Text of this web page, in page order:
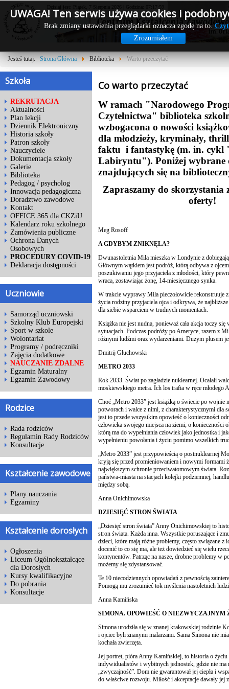
UWAGA! Ten serwis używa cookies i
Brak zmiany ustawienia przeglądarki oznacza zgodę na to.
Zrozumiałem
Dzisiaj jest: Piątek, 7 Sierpnia 2026 | Godzina: 07:18:00
Jesteś tutaj: Strona Główna Biblioteka Warto przeczytać
Szkoła
REKRUTACJA
Aktualności
Plan lekcji
Dziennik Elektroniczny
Historia szkoły
Patron szkoły
Nauczyciele
Dokumentacja szkoły
Galerie
Biblioteka
Pedagog / psycholog
Innowacja pedagogiczna
Doradztwo zawodowe
Kontakt
OFFICE 365 dla CKZiU
Kalendarz roku szkolnego
Zamówienia publiczne
Ochrona Danych
Osobowych
PROCEDURY COVID-19
Deklaracja dostępności
Uczniowie
Samorząd uczniowski
Szkolny Klub Europejski
Sport w szkole
Wolontariat
Programy / podręczniki
Zajęcia dodatkowe
NAUCZANIE ZDALNE
Egzamin Maturalny
Egzamin Zawodowy
Rodzice
Rada rodziców
Regulamin Rady Rodziców
Konsultacje
Kształcenie zawodowe
Plany nauczania
Egzaminy
Kształcenie dorosłych
Ogłoszenia
Liceum Ogólnokształcące
dla Dorosłych
Kursy kwalifikacyjne
Do pobrania
Konsultacje
Co warto przeczytać
W ramach "Narodowego
Czytelnictwa" biblioteka
wzbogacona o nowości
dla młodzieży, kryminały,
faktu i fantastykę (m. in. cykl
Labiryntu"). Poniżej wybrane
znajdujących się na
Zapraszamy do skorzystania
oferty!
Meg Rosoff
A GDYBYM ZNIKNĘŁA?
Dwunastoletnia Mila mieszka w Londynie z
Głównym wątkiem jest podróż, którą odbywa z
poszukiwaniu jego przyjaciela z młodości, który
wraca, zostawiając żonę, 14-miesięcznego synka.
W trakcie wyprawy Mila pieczołowicie rekonstruuje
życia rodziny przyjaciela ojca i odkrywa, że
dla siebie wsparciem w trudnych momentach.
Książka nie jest nudna, ponieważ cała akcja toczy się
sytuacjach. Podczas podróży po Ameryce, razem z
różnymi ludźmi oraz wydarzeniami. Dużym plusem
Dmitrij Głuchowski
METRO 2033
Rok 2033. Świat po zagładzie nuklearnej. Ocalali
moskiewskiego metra. Ich los trafia w ręce młodego
Choć „Metro 2033” jest książką o świecie po wojnie
potworach i walce z nimi, z charakterystycznymi dla
jest to przede wszystkim opowieść o konieczności
człowieka swojego miejsca na ziemi; o konieczności
którą ma do wypełniania człowiek jako jednostka i
wypełnieniu powołania i życiu pomimo wszelkich
„Metro 2033” jest przypowieścią o postnuklearnej
kryją się przed promieniowaniem i nowymi formami
największym schronie przeciwatomowym świata.
państwa-miasta na stacjach kolejki podziemnej,
między sobą.
Anna Onichimowska
DZIESIĘĆ STRON ŚWIATA
„Dziesięć stron świata” Anny Onichimowskiej to
stron świata. Każda inna. Wszystkie poruszające i
dzieci, które mają różne problemy, często związane z
docenić to co się ma, ale też dowiedzieć się wielu
kontynentów. Patrząc na nasze, drobne problemy w
możemy się zdystansować.
Te 10 niecodziennych opowiadań z pewnością
Pomogą mu zrozumieć tok myślenia nastoletnich
Anna Kamińska
SIMONA. OPOWIEŚĆ O NIEZWYCZAJNYM
Simona urodziła się w znanej krakowskiej rodzinie
i ojciec byli znanymi malarzami. Sama Simona nie
kochała zwierzęta.
Jej portret, pióra Anny Kamińskiej, to historia o życiu
indywidualistów i wybitnych jednostek, gdzie nie ma
„zwyczajność”. Dom nie gwarantował jej ciepła i
do właściwe rozwoju. Miłość i akceptacje dawały jej